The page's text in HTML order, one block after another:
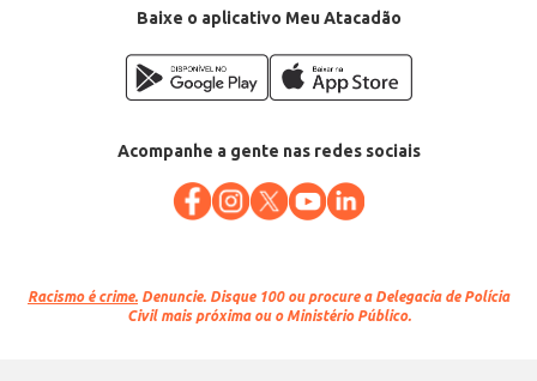
Baixe o aplicativo Meu Atacadão
Acompanhe a gente nas redes sociais
Racismo é crime. Denuncie. Disque 100 ou procure a Delegacia de Polícia
Civil mais próxima ou o Ministério Público.